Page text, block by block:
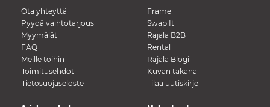
Ota yhteyttä
Pyydä vaihtotarjous
Myymälät
FAQ
Meille töihin
Toimitusehdot
Tietosuojaseloste
Frame
Swap It
Rajala B2B
Rental
Rajala Blogi
Kuvan takana
Tilaa uutiskirje